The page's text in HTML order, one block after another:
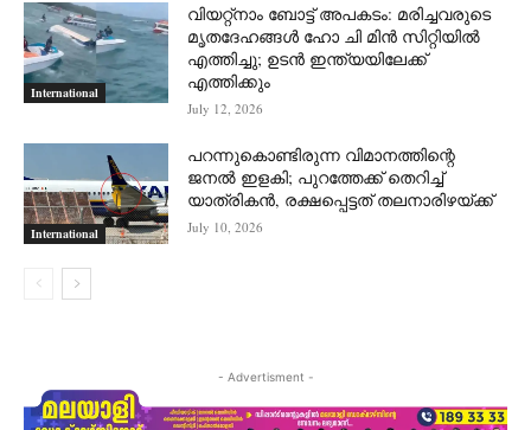
International
വിയറ്റ്നാം ബോട്ട് അപകടം: മരിച്ചവരുടെ
മൃതദേഹങ്ങൾ ഹോ ചി മിൻ സിറ്റിയിൽ
എത്തിച്ചു; ഉടൻ ഇന്ത്യയിലേക്ക്
എത്തിക്കും
July 12, 2026
International
പറന്നുകൊണ്ടിരുന്ന വിമാനത്തിന്റെ
ജനൽ ഇളകി; പുറത്തേക്ക് തെറിച്ച്
യാത്രികൻ, രക്ഷപ്പെട്ടത് തലനാരിഴയ്ക്ക്
July 10, 2026
- Advertisment -